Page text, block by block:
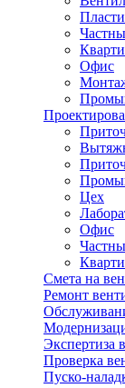
Офис
Цех
Офис
Смета на
Ремонт
Экспертиза
Проверка
Пуско-